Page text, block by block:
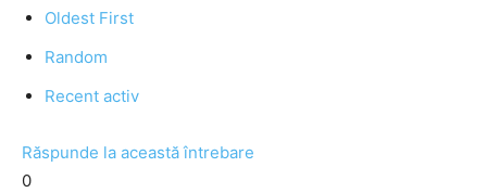
Oldest First
Random
Recent activ
Răspunde la această întrebare
0